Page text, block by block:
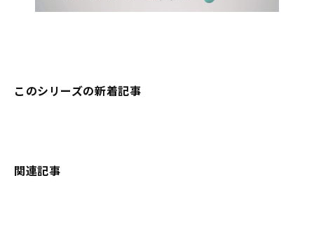
このシリーズの新着記事
関連記事